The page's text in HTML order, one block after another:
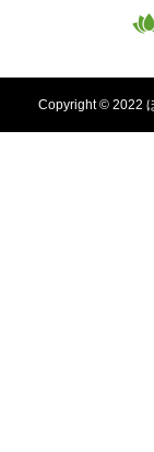
Copyright © 2022